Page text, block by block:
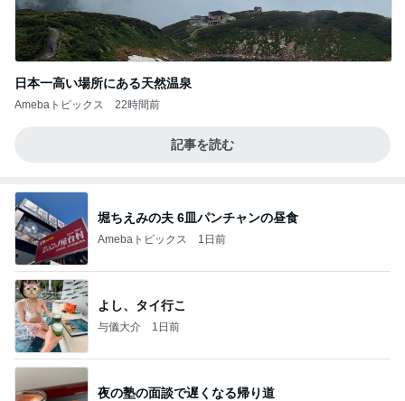
日本一高い場所にある天然温泉
Amebaトピックス 22時間前
記事を読む
堀ちえみの夫 6皿パンチャンの昼食
Amebaトピックス 1日前
よし、タイ行こ
与儀大介 1日前
夜の塾の面談で遅くなる帰り道